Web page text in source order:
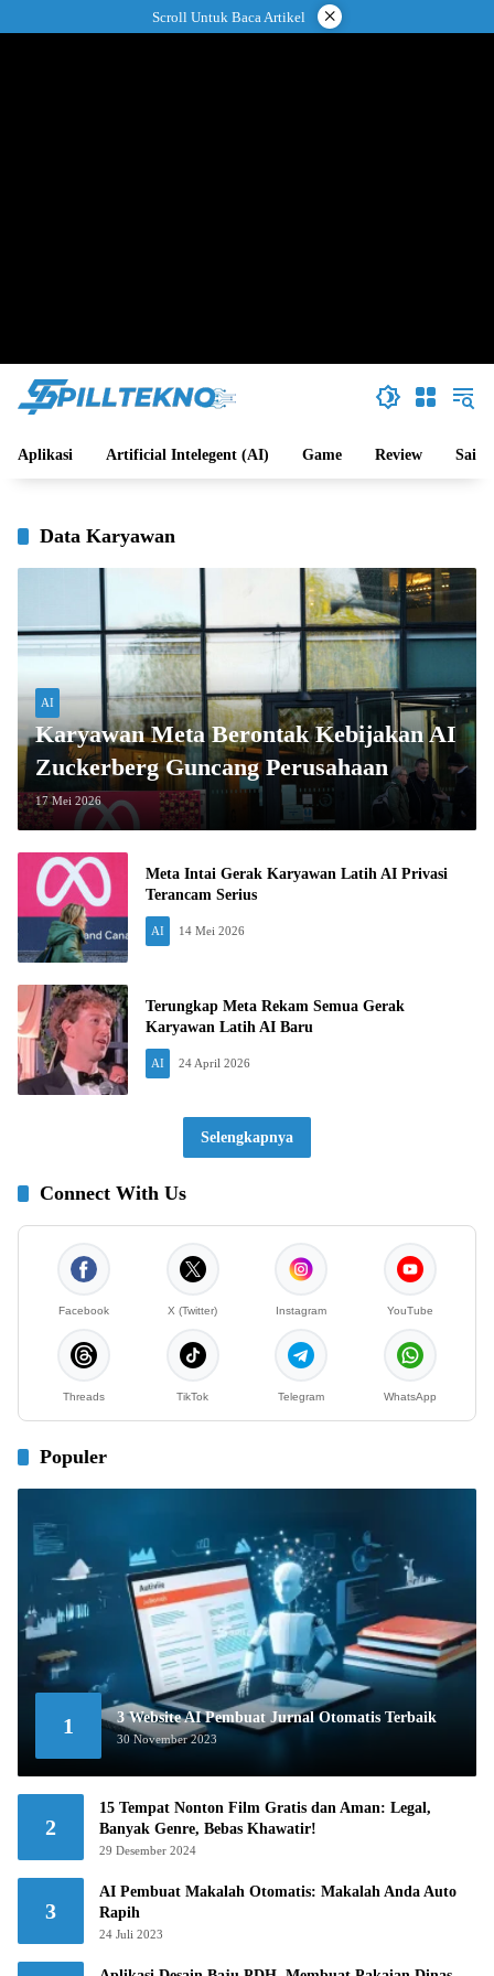
ke
Scroll Untuk Baca Artikel ×
Aplikasi Artificial Intelegent (AI) Game Review Sains
Data Karyawan
AI
Karyawan Meta Berontak Kebijakan AI
Zuckerberg Guncang Perusahaan
17 Mei 2026
Meta Intai Gerak Karyawan Latih AI Privasi
Terancam Serius
AI 14 Mei 2026
Terungkap Meta Rekam Semua Gerak
Karyawan Latih AI Baru
AI 24 April 2026
Selengkapnya
Connect With Us
Facebook X (Twitter) Instagram YouTube
Threads TikTok Telegram WhatsApp
Populer
1 3 Website AI Pembuat Jurnal Otomatis Terbaik
30 November 2023
2
15 Tempat Nonton Film Gratis dan Aman: Legal,
Banyak Genre, Bebas Khawatir!
29 Desember 2024
3
AI Pembuat Makalah Otomatis: Makalah Anda Auto
Rapih
24 Juli 2023